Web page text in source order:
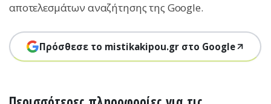
αποτελεσμάτων αναζήτησης της Google.
Πρόσθεσε το mistikakipou.gr στο Google